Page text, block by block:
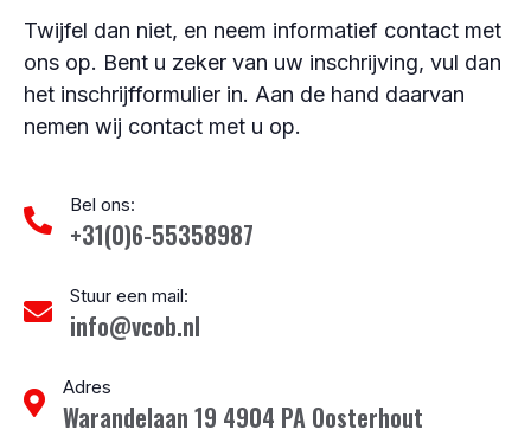
Twijfel dan niet, en neem informatief contact met
ons op. Bent u zeker van uw inschrijving, vul dan
het inschrijfformulier in. Aan de hand daarvan
nemen wij contact met u op.
Bel ons:
+31(0)6-55358987
Stuur een mail:
info@vcob.nl
Adres
Warandelaan 19 4904 PA Oosterhout